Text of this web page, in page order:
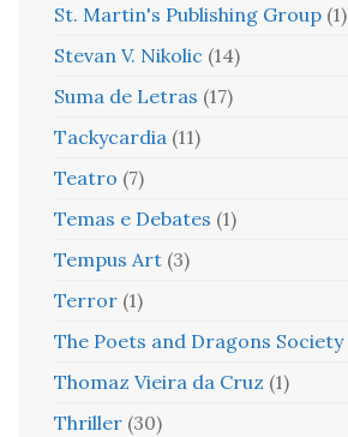
St. Martin's Publishing Group (1)
Stevan V. Nikolic (14)
Suma de Letras (17)
Tackycardia (11)
Teatro (7)
Temas e Debates (1)
Tempus Art (3)
Terror (1)
The Poets and Dragons Society
Thomaz Vieira da Cruz (1)
Thriller (30)